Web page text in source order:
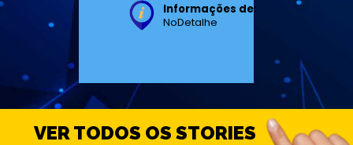
VER TODOS OS STORIES
Informações de:
NoDetalhe